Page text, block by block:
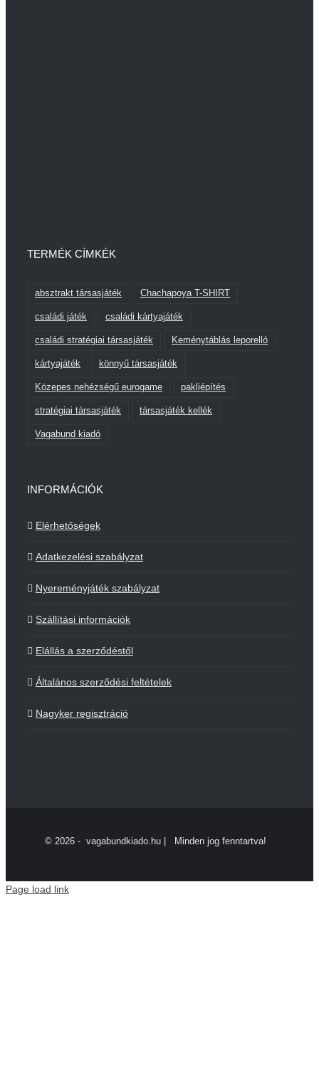
TERMÉK CÍMKÉK
absztrakt társasjáték Chachapoya T-SHIRT
családi játék családi kártyajáték
családi stratégiai társasjáték Keménytáblás leporelló
kártyajáték könnyű társasjáték
Közepes nehézségű eurogame pakliépítés
stratégiai társasjáték társasjáték kellék
Vagabund kiadó
INFORMÁCIÓK
Elérhetőségek
Adatkezelési szabályzat
Nyereményjáték szabályzat
Szállítási információk
Elállás a szerződéstől
Általános szerződési feltételek
Nagyker regisztráció
© 2026 - vagabundkiado.hu | Minden jog fenntartva!
Page load link